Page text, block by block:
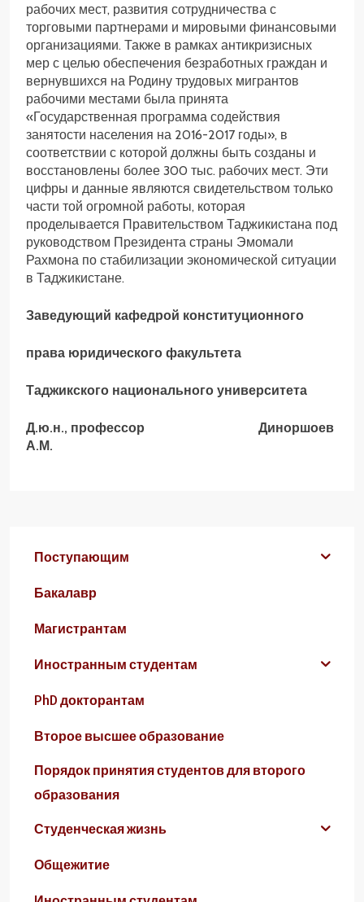
рабочих мест, развития сотрудничества с
торговыми партнерами и мировыми финансовыми
организациями. Также в рамках антикризисных
мер с целью обеспечения безработных граждан и
вернувшихся на Родину трудовых мигрантов
рабочими местами была принята
«Государственная программа содействия
занятости населения на 2016-2017 годы», в
соответствии с которой должны быть созданы и
восстановлены более 300 тыс. рабочих мест. Эти
цифры и данные являются свидетельством только
части той огромной работы, которая
проделывается Правительством Таджикистана под
руководством Президента страны Эмомали
Рахмона по стабилизации экономической ситуации
в Таджикистане.
Заведующий кафедрой конституционного
права юридического факультета
Таджикского национального университета
Д.ю.н., профессор Диноршоев
А.М.
Поступающим
Бакалавр
Магистрантам
Иностранным студентам
PhD докторантам
Второе высшее образование
Порядок принятия студентов для второго
образования
Студенческая жизнь
Общежитие